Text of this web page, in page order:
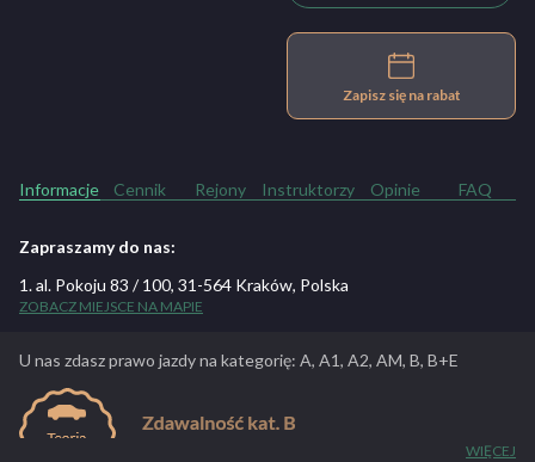
Zapisz się na rabat
Informacje Cennik Rejony Instruktorzy Opinie FAQ
Zapraszamy do nas:
1. al. Pokoju 83 / 100, 31-564 Kraków, Polska
ZOBACZ MIEJSCE NA MAPIE
U nas zdasz prawo jazdy na kategorię: A, A1, A2, AM, B, B+E
WIĘCEJ